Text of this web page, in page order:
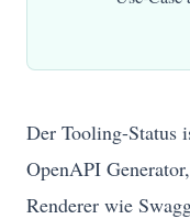
Der Tooling-Status
OpenAPI
Renderer wie